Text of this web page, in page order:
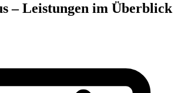
– Leistungen im Überblick